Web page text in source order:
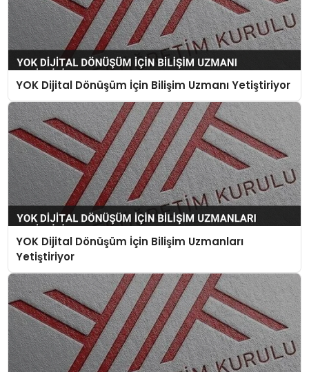
YOK Dijital Dönüşüm İçin Bilişim Uzmanı Yetiştiriyor
YOK Dijital Dönüşüm İçin Bilişim Uzmanları
Yetiştiriyor